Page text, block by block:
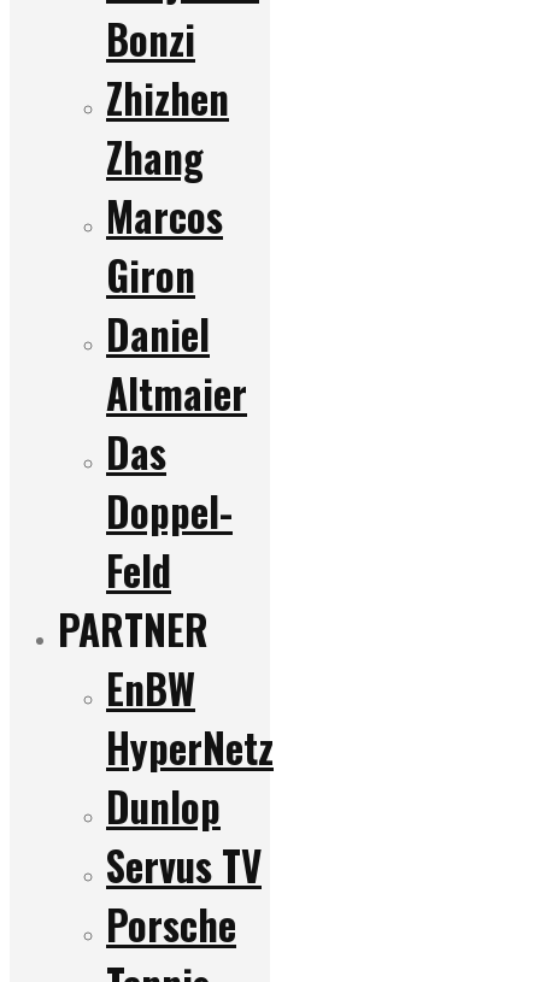
Bonzi
Zhizhen
Zhang
Marcos
Giron
Daniel
Altmaier
Das
Doppel-
Feld
PARTNER
EnBW
HyperNetz
Dunlop
Servus TV
Porsche